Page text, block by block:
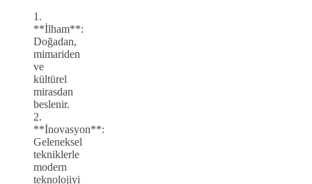
1.
**İlham**:
Doğadan,
mimariden
ve
kültürel
mirasdan
beslenir.
2.
**İnovasyon**:
Geleneksel
tekniklerle
modern
teknolojiyi